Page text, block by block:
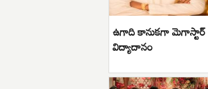
ఉగాది కానుకగా మెగాస్టార్
విద్యాదానం